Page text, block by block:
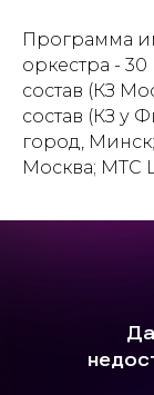
Программа
оркестра -
состав (КЗ
состав (КЗ у
город,
Москва; МТС